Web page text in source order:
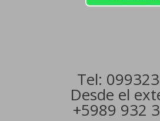
Tel:
Desde el
+5989 932